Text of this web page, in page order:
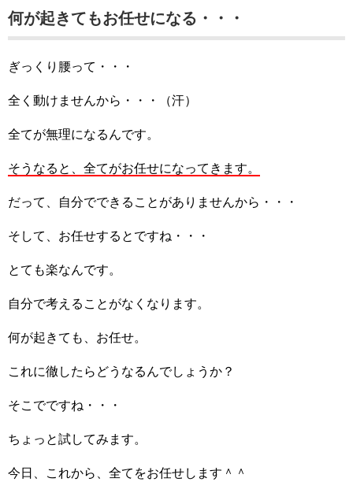
何が起きてもお任せになる・・・
ぎっくり腰って・・・
全く動けませんから・・・（汗）
全てが無理になるんです。
そうなると、全てがお任せになってきます。
だって、自分でできることがありませんから・・・
そして、お任せするとですね・・・
とても楽なんです。
自分で考えることがなくなります。
何が起きても、お任せ。
これに徹したらどうなるんでしょうか？
そこでですね・・・
ちょっと試してみます。
今日、これから、全てをお任せします＾＾